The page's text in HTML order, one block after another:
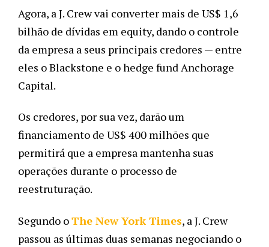
Agora, a J. Crew vai converter mais de US$ 1,6
bilhão de dívidas em equity, dando o controle
da empresa a seus principais credores — entre
eles o Blackstone e o hedge fund Anchorage
Capital.
Os credores, por sua vez, darão um
financiamento de US$ 400 milhões que
permitirá que a empresa mantenha suas
operações durante o processo de
reestruturação.
Segundo o The New York Times, a J. Crew
passou as últimas duas semanas negociando o